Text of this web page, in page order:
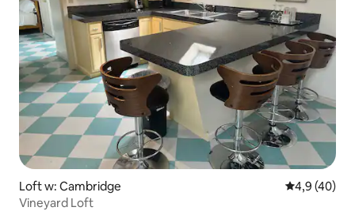
Loft w: Cambridge Średnia
4,9 (40)
Vineyard Loft